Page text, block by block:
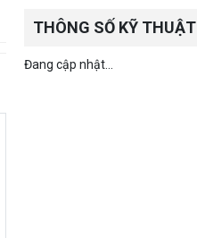
THÔNG SỐ KỸ THUẬT
Đang cập nhật...